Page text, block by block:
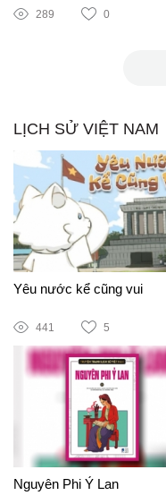
289 0
LỊCH SỬ VIỆT NAM
Yêu nước kể cũng vui
441 5
Nguyên Phi Ỷ Lan